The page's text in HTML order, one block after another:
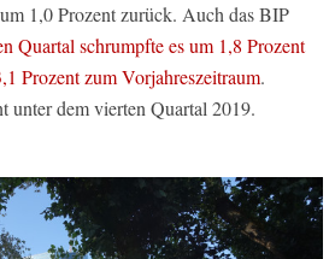
1,0 Prozent zurück. Auch das BIP
Quartal schrumpfte es um 1,8 Prozent
Prozent zum Vorjahreszeitraum.
unter dem vierten Quartal 2019.